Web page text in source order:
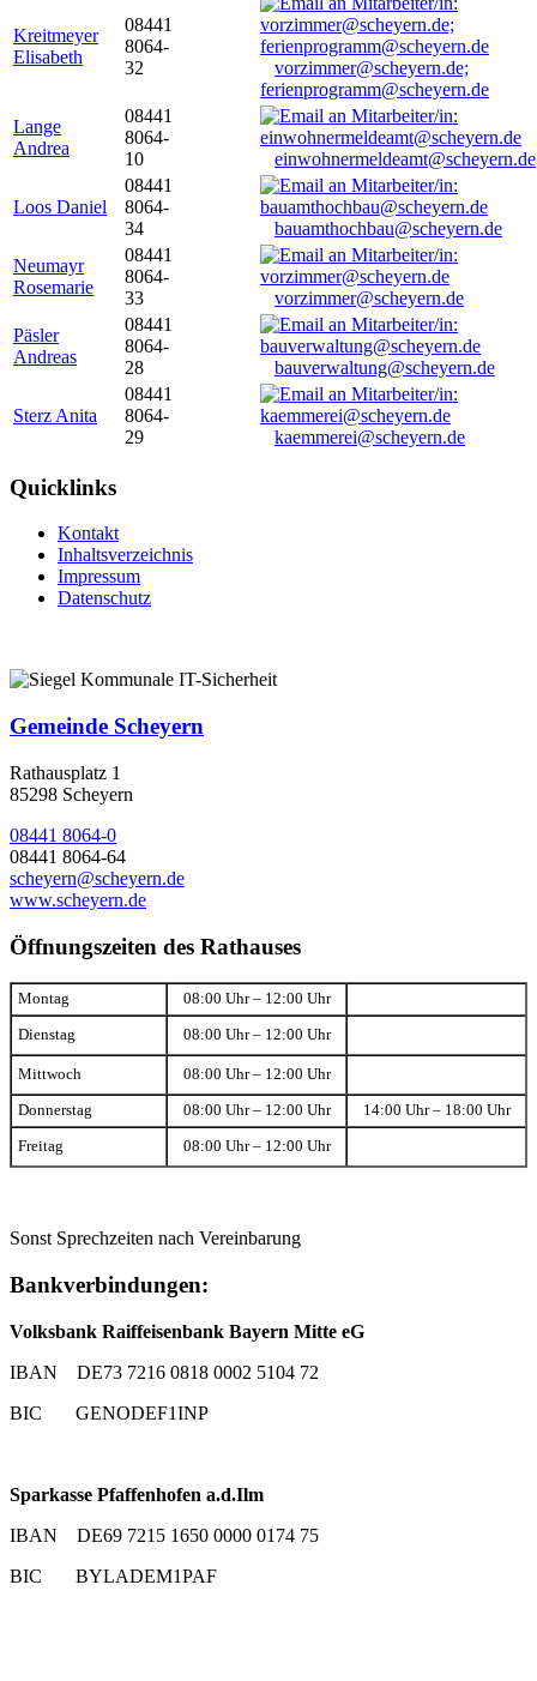
Kreitmeyer
Elisabeth
08441
8064-
32
vorzimmer@scheyern.de;
ferienprogramm@scheyern.de
Lange
Andrea
08441
8064-
10
einwohnermeldeamt@scheyern.de
Loos Daniel
08441
8064-
34
bauamthochbau@scheyern.de
Neumayr
Rosemarie
08441
8064-
33
vorzimmer@scheyern.de
Päsler
Andreas
08441
8064-
28
bauverwaltung@scheyern.de
Sterz Anita
08441
8064-
29
kaemmerei@scheyern.de
Quicklinks
Kontakt
Inhaltsverzeichnis
Impressum
Datenschutz
Gemeinde Scheyern
Rathausplatz 1
85298 Scheyern
08441 8064-0
08441 8064-64
scheyern@scheyern.de
www.scheyern.de
Öffnungszeiten des Rathauses
Montag 08:00 Uhr – 12:00 Uhr
Dienstag 08:00 Uhr – 12:00 Uhr
Mittwoch 08:00 Uhr – 12:00 Uhr
Donnerstag 08:00 Uhr – 12:00 Uhr 14:00 Uhr – 18:00 Uhr
Freitag 08:00 Uhr – 12:00 Uhr
Sonst Sprechzeiten nach Vereinbarung
Bankverbindungen:
Volksbank Raiffeisenbank Bayern Mitte eG
IBAN DE73 7216 0818 0002 5104 72
BIC GENODEF1INP
Sparkasse Pfaffenhofen a.d.Ilm
IBAN DE69 7215 1650 0000 0174 75
BIC BYLADEM1PAF